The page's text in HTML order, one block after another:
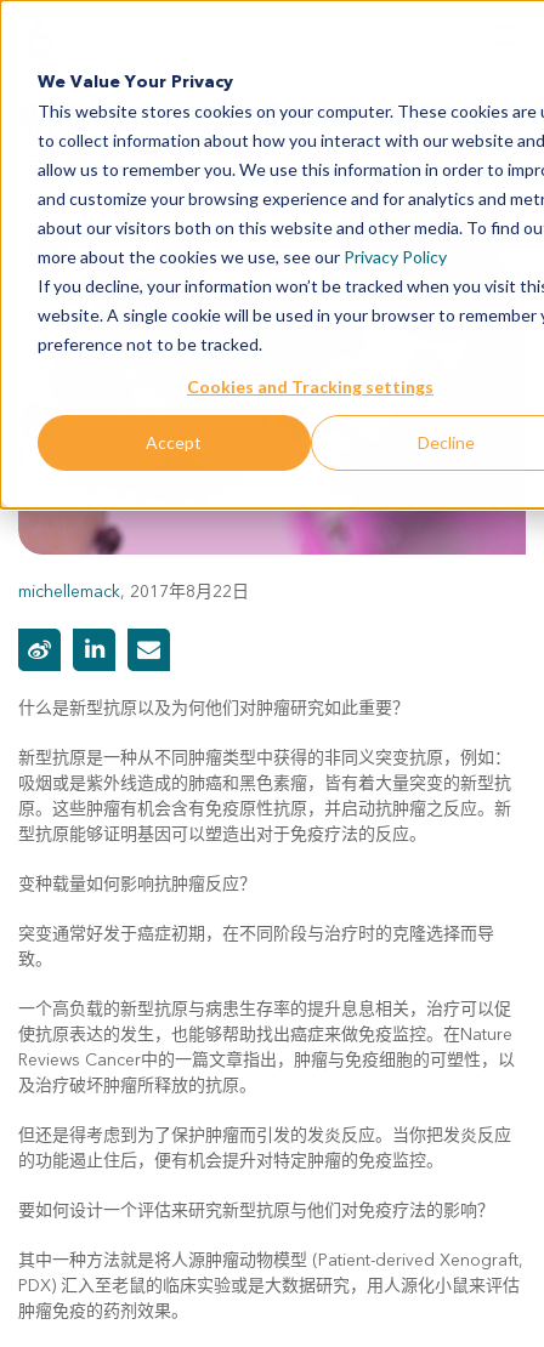
We Value Your Privacy
This website stores cookies on your computer. These cookies are
to collect information about how you interact with our website and
allow us to remember you. We use this information in order to
and customize your browsing experience and for analytics and
about our visitors both on this website and other media. To find
more about the cookies we use, see our Privacy Policy
If you decline, your information won’t be tracked when you visit
website. A single cookie will be used in your browser to remember
preference not to be tracked.
Cookies and Tracking settings
Accept Decline
English
日本語
简体中文
All Contact Information
新型抗原与肿瘤免疫研究之初
学者指南
michellemack, 2017年8月22日
什么是新型抗原以及为何他们对肿瘤研究如此重要？
新型抗原是一种从不同肿瘤类型中获得的非同义突变抗原，例如：
吸烟或是紫外线造成的肺癌和黑色素瘤，皆有着大量突变的新型抗
原。这些肿瘤有机会含有免疫原性抗原，并启动抗肿瘤之反应。新
型抗原能够证明基因可以塑造出对于免疫疗法的反应。
变种载量如何影响抗肿瘤反应？
突变通常好发于癌症初期，在不同阶段与治疗时的克隆选择而导
致。
一个高负载的新型抗原与病患生存率的提升息息相关，治疗可以促
使抗原表达的发生，也能够帮助找出癌症来做免疫监控。在Nature
Reviews Cancer中的一篇文章指出，肿瘤与免疫细胞的可塑性，以
及治疗破坏肿瘤所释放的抗原。
但还是得考虑到为了保护肿瘤而引发的发炎反应。当你把发炎反应
的功能遏止住后，便有机会提升对特定肿瘤的免疫监控。
要如何设计一个评估来研究新型抗原与他们对免疫疗法的影响？
其中一种方法就是将人源肿瘤动物模型 (Patient-derived Xenograft,
PDX) 汇入至老鼠的临床实验或是大数据研究，用人源化小鼠来评估
肿瘤免疫的药剂效果。